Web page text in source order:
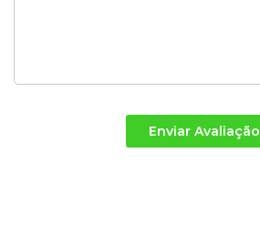
Enviar Avaliação